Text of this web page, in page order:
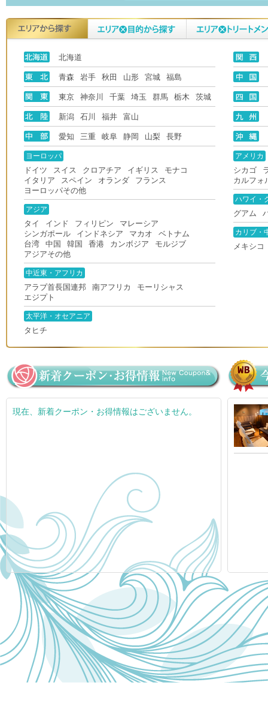
北海道
青森 岩手 秋田 山形 宮城 福島
東京 神奈川 千葉 埼玉 群馬 栃木 茨城
新潟 石川 福井 富山
愛知 三重 岐阜 静岡 山梨 長野
ヨーロッパ
ドイツ スイス クロアチア イギリス
モナコ
イタリア
スペイン オランダ
フランス
ヨーロッパその他
アジア
タイ インド フィリピン
マレーシア
シンガポール
インドネシア マカオ
ベトナム
台湾
中国 韓国 香港 カンボジア
モルジブ
アジアその他
中近東・アフリカ
アラブ首長国連邦 南アフリカ
モーリシャス
エジプト
太平洋・オセアニア
タヒチ
アメリカ
シカゴ
カルフォ
ハワイ・
グアム
カリブ・
メキシコ
現在、新着クーポン・お得情報はございません。